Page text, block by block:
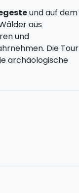
und auf dem
aus
und
Die Tour
archäologische
Bussard oder den
mit Blick
Während der